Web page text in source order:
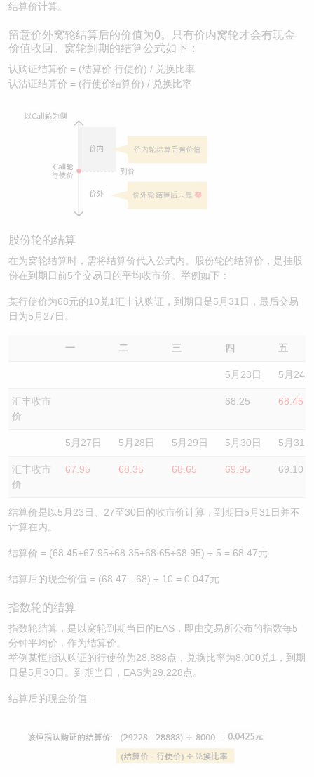
结算价计算。
留意价外窝轮结算后的价值为0。只有价内窝轮才会有现金
价值收回。窝轮到期的结算公式如下：
认购证结算价 = (结算价 行使价) / 兑换比率
认沽证结算价 = (行使价结算价) / 兑换比率
股份轮的结算
在为窝轮结算时，需将结算价代入公式内。股份轮的结算价，是挂股
份在到期日前5个交易日的平均收市价。举例如下：
某行使价为68元的10兑1汇丰认购证，到期日是5月31日，最后交易
日为5月27日。
一 二 三 四 五
5月23日 5月24日
汇丰收市
价
68.25 68.45
5月27日 5月28日 5月29日 5月30日 5月31日
汇丰收市
价
67.95 68.35 68.65 69.95 69.10
结算价是以5月23日、27至30日的收市价计算，到期日5月31日并不
计算在内。
结算价 = (68.45+67.95+68.35+68.65+68.95) ÷ 5 = 68.47元
结算后的现金价值 = (68.47 - 68) ÷ 10 = 0.047元
指数轮的结算
指数轮结算，是以窝轮到期当日的EAS，即由交易所公布的指数每5
分钟平均价，作为结算价。
举例某恒指认购证的行使价为28,888点，兑换比率为8,000兑1，到期
日是5月30日。到期当日，EAS为29,228点。
结算后的现金价值 =